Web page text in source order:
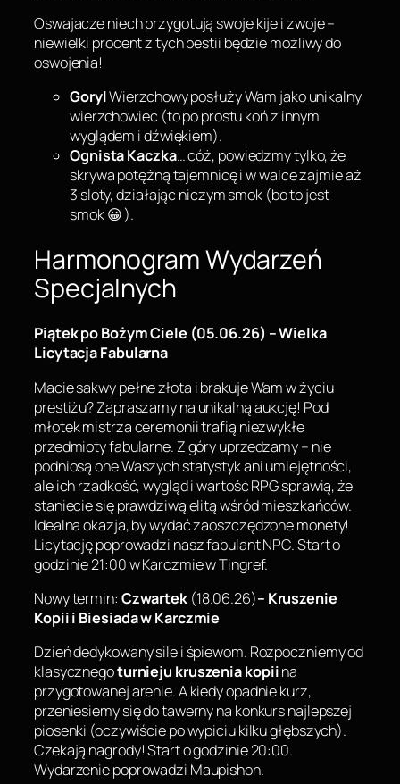
Oswajacze niech przygotują swoje kije i zwoje –
niewielki procent z tych bestii będzie możliwy do
oswojenia!
GorylWierzchowy posłuży Wam jako unikalny
wierzchowiec (to po prostu koń z innym
wyglądem i dźwiękiem).
Ognista Kaczka… cóż, powiedzmy tylko, że
skrywa potężną tajemnicę i w walce zajmie aż
3 sloty, działając niczym smok (bo to jest
smok 😀 ).
Harmonogram Wydarzeń
Specjalnych
Piątek po Bożym Ciele (05.06.26) – Wielka
Licytacja Fabularna
Macie sakwy pełne złota i brakuje Wam w życiu
prestiżu? Zapraszamy na unikalną aukcję! Pod
młotek mistrza ceremonii trafią niezwykłe
przedmioty fabularne. Z góry uprzedzamy – nie
podniosą one Waszych statystyk ani umiejętności,
ale ich rzadkość, wygląd i wartość RPG sprawią, że
staniecie się prawdziwą elitą wśród mieszkańców.
Idealna okazja, by wydać zaoszczędzone monety!
Licytację poprowadzi nasz fabulant NPC. Start o
godzinie 21:00 w Karczmie w Tingref.
Nowy termin: Czwartek (18.06.26)– Kruszenie
Kopii i Biesiada w Karczmie
Dzień dedykowany sile i śpiewom. Rozpoczniemy od
klasycznegoturnieju kruszenia kopiina
przygotowanej arenie. A kiedy opadnie kurz,
przeniesiemy się do tawerny na konkurs najlepszej
piosenki (oczywiście po wypiciu kilku głębszych).
Czekają nagrody! Start o godzinie 20:00.
Wydarzenie poprowadzi Maupishon.